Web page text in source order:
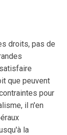
droits, pas de
que peuvent
pour
il n'en
la